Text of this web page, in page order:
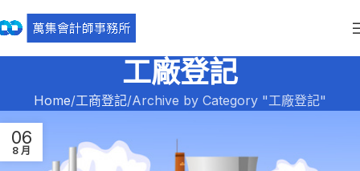
工廠登記
Home 工商登記 Archive by Category "工廠登記"
06
8 月